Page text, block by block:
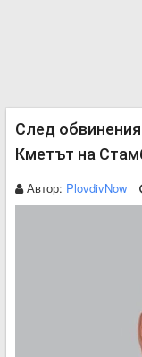
След
Кметът на
Автор: PlovdivNow